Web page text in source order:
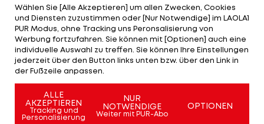
2 VON 10
KOMMENTARE
Wählen Sie [Alle Akzeptieren] um allen Zwecken, Cookies
und Diensten zuzustimmen oder [Nur Notwendige] im LAOLA1
PUR Modus, ohne Tracking uns Peronsalisierung von
Werbung fortzufahren. Sie können mit [Optionen] auch eine
individuelle Auswahl zu treffen. Sie können Ihre Einstellungen
jederzeit über den Button links unten bzw. über den Link in
der Fußzeile anpassen.
ALLE
AKZEPTIEREN
Tracking und
Personalisierung
NUR
NOTWENDIGE
Weiter mit PUR-Abo
OPTIONEN